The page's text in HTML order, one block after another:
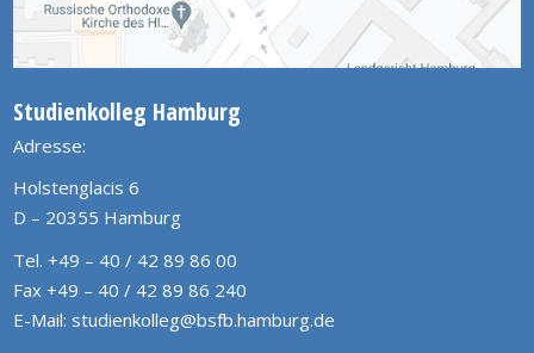
Studienkolleg Hamburg
Adresse:
Holstenglacis 6
D – 20355 Hamburg
Tel. +49 – 40 / 42 89 86 00
Fax +49 – 40 / 42 89 86 240
E-Mail: studienkolleg@bsfb.hamburg.de